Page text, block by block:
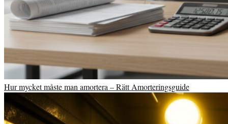
Hur mycket måste man amortera – Rätt Amorteringsguide